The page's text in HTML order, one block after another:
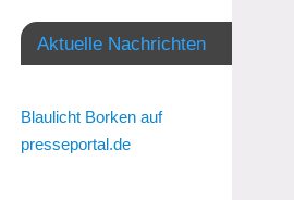
Aktuelle Nachrichten
Blaulicht Borken auf
presseportal.de